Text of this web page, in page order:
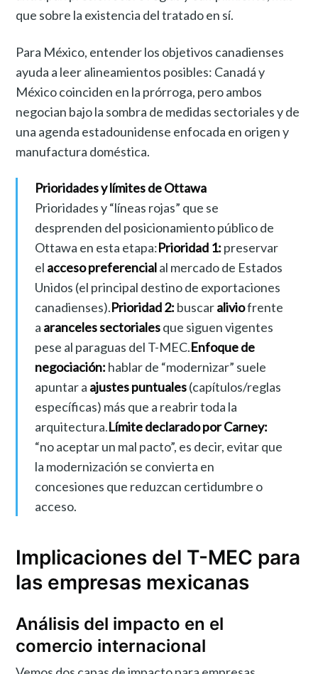
que sobre la existencia del tratado en sí.
Para México, entender los objetivos canadienses
ayuda a leer alineamientos posibles: Canadá y
México coinciden en la prórroga, pero ambos
negocian bajo la sombra de medidas sectoriales y de
una agenda estadounidense enfocada en origen y
manufactura doméstica.
Prioridades y límites de Ottawa
Prioridades y “líneas rojas” que se
desprenden del posicionamiento público de
Ottawa en esta etapa:Prioridad 1: preservar
el acceso preferencialal mercado de Estados
Unidos (el principal destino de exportaciones
canadienses).Prioridad 2: buscaraliviofrente
a aranceles sectorialesque siguen vigentes
pese al paraguas del T-MEC.Enfoque de
negociación: hablar de “modernizar” suele
apuntar a ajustes puntuales(capítulos/reglas
específicas) más que a reabrir toda la
arquitectura.Límite declarado por Carney:
“no aceptar un mal pacto”, es decir, evitar que
la modernización se convierta en
concesiones que reduzcan certidumbre o
acceso.
Implicaciones del T-MEC para
las empresas mexicanas
Análisis del impacto en el
comercio internacional